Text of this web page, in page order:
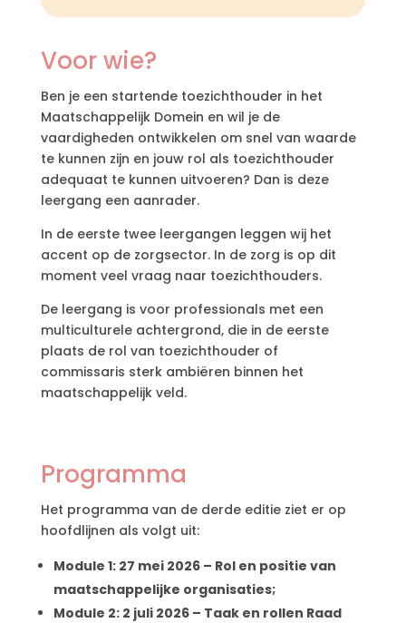
Voor wie?
Ben je een startende toezichthouder in het
Maatschappelijk Domein en wil je de
vaardigheden ontwikkelen om snel van waarde
te kunnen zijn en jouw rol als toezichthouder
adequaat te kunnen uitvoeren? Dan is deze
leergang een aanrader.
In de eerste twee leergangen leggen wij het
accent op de zorgsector. In de zorg is op dit
moment veel vraag naar toezichthouders.
De leergang is voor professionals met een
multiculturele achtergrond, die in de eerste
plaats de rol van toezichthouder of
commissaris sterk ambiëren binnen het
maatschappelijk veld.
Programma
Het programma van de derde editie ziet er op
hoofdlijnen als volgt uit:
Module 1: 27 mei 2026 – Rol en positie van
maatschappelijke organisaties;
Module 2: 2 juli 2026 – Taak en rollen Raad